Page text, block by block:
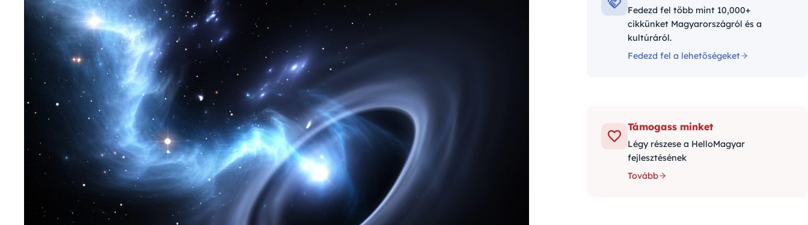
Fedezd fel több mint 10,000+
cikkünket Magyarországról és a
kultúráról.
Fedezd fel a lehetőségeket
Támogass minket
Légy részese a HelloMagyar
fejlesztésének
Tovább